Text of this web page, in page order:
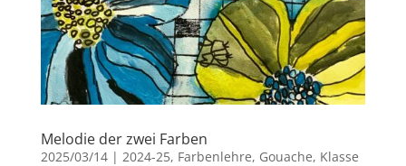
Melodie der zwei Farben
2025/03/14| 2024-25, Farbenlehre, Gouache, Klasse